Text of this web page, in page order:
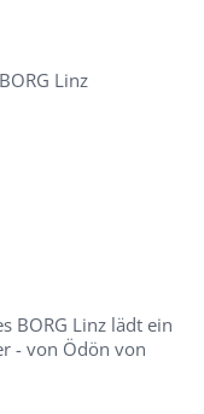
Linz
BORG Linz lädt ein
- von Ödön von